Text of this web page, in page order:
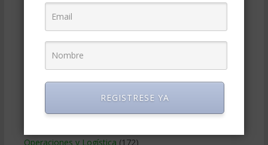
Gobierno Corporativo
(125)
Marketing
(988)
Marketing Digital(247)
Métodos Gerenciales(280)
Operaciones y Logística (172)
REGISTRESE YA